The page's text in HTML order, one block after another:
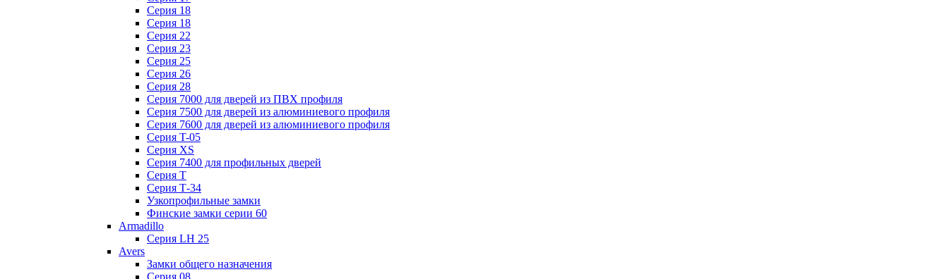
Серия 18
Серия 18
Серия 22
Серия 23
Серия 25
Серия 26
Серия 28
Серия 7000 для дверей из ПВХ профиля
Серия 7500 для дверей из алюминиевого профиля
Серия 7600 для дверей из алюминиевого профиля
Серия T-05
Серия XS
Серия 7400 для профильных дверей
Серия Т
Серия Т-34
Узкопрофильные замки
Финские замки серии 60
Armadillo
Серия LH 25
Avers
Замки общего назначения
Серия 08